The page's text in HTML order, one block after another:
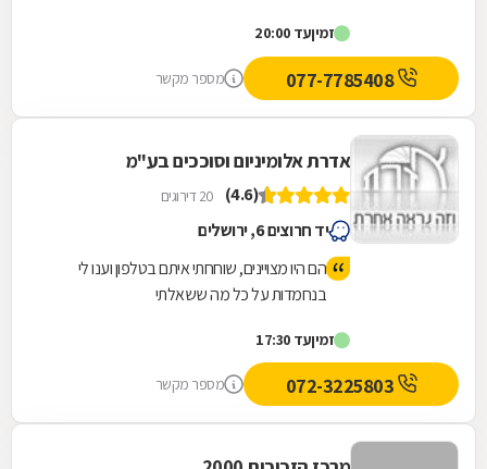
18...זמיןעד 20:00
077-7785408 מספר מקשר
אדרת אלומיניום וסוככים בע"מ
(4.6) 20 דירוגים
יד חרוצים 6, ירושלים
הם היו מצויינים, שוחחתי איתם בטלפון וענו לי
בנחמדות על כל מה ששאלתי
זמיןעד 17:30
מספר מקשר